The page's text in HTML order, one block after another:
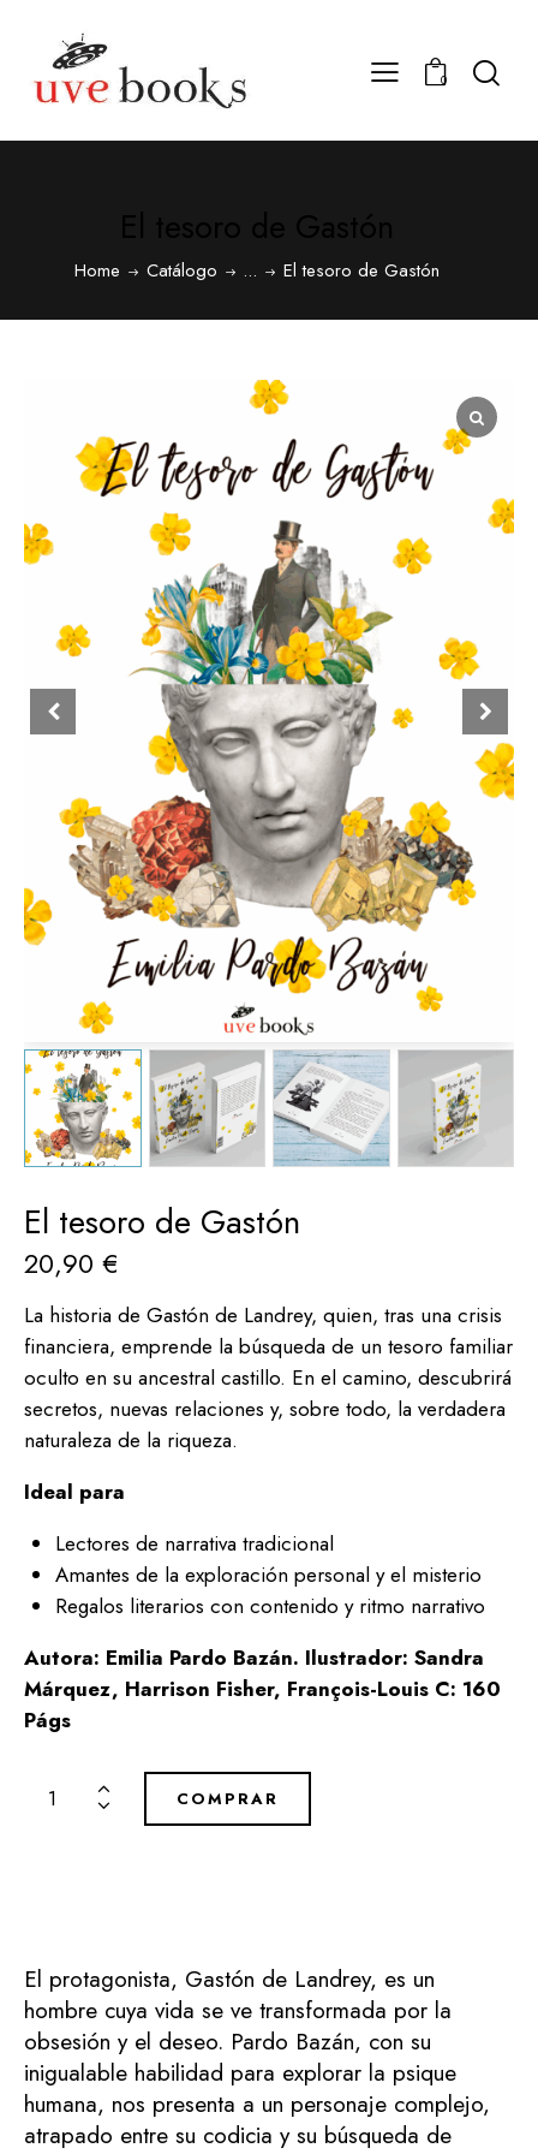
0
Home Catálogo ... El tesoro de Gastón
El tesoro de Gastón
20,90 €
La historia de Gastón de Landrey, quien, tras una crisis
financiera, emprende la búsqueda de un tesoro familiar
oculto en su ancestral castillo. En el camino, descubrirá
secretos, nuevas relaciones y, sobre todo, la verdadera
naturaleza de la riqueza.
Ideal para
Lectores de narrativa tradicional
Amantes de la exploración personal y el misterio
Regalos literarios con contenido y ritmo narrativo
Autora: Emilia Pardo Bazán. Ilustrador: Sandra
Márquez, Harrison Fisher, François-Louis C: 160
Págs
COMPRAR
El protagonista, Gastón de Landrey, es un
hombre cuya vida se ve transformada por la
obsesión y el deseo. Pardo Bazán, con su
inigualable habilidad para explorar la psique
humana, nos presenta a un personaje complejo,
atrapado entre su codicia y su búsqueda de